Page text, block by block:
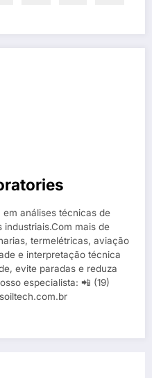
análises técnicas de
mais de
termelétricas, aviação
e interpretação técnica
evite paradas e reduza
especialista: 📲 (19)